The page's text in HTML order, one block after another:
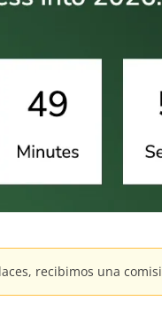
recibimos una